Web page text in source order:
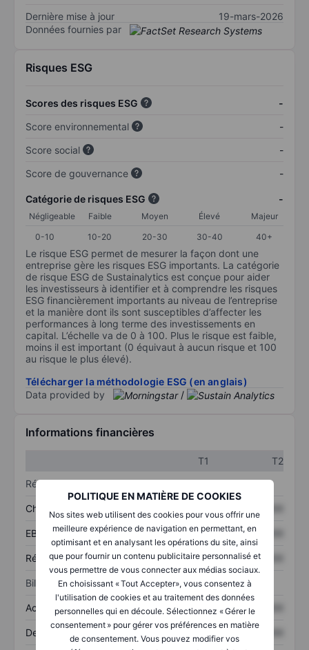
POLITIQUE EN MATIÈRE DE COOKIES
Nos sites web utilisent des cookies pour vous offrir une
meilleure expérience de navigation en permettant, en
optimisant et en analysant les opérations du site, ainsi
que pour fournir un contenu publicitaire personnalisé et
vous permettre de vous connecter aux médias sociaux.
En choisissant « Tout Accepter», vous consentez à
l'utilisation de cookies et au traitement des données
personnelles qui en découle. Sélectionnez « Gérer le
consentement » pour gérer vos préférences en matière
de consentement. Vous pouvez modifier vos
Dernière mise à jour
19-mars-2026
Données fournies par
Risques ESG
Scores des risques ESG
-
Score environnemental
-
Score social
-
Score de gouvernance
-
Catégorie de risques ESG -
Négligeable Faible Moyen Élevé
Majeur
0-10
10-20 20-30 30-40 40+
Le risque ESG permet de mesurer la façon dont une
entreprise gère les risques ESG importants. La catégorie
de risque ESG de Sustainalytics est conçue pour aider
les investisseurs à identifier et à comprendre les risques
ESG financièrement importants au niveau de l’entreprise
et la manière dont ils sont susceptibles d’affecter les
performances à long terme des investissements en
capital. L’échelle va de 0 à 100. Plus le risque est faible,
moins il est important (0 équivaut à aucun risque et 100
au risque le plus élevé).
Télécharger la méthodologie ESG (en anglais)
Data provided by
/
Informations financières
T1
T2
Résultats
Chiffre d’affaires
EBITDA XXXXXXX XXXXXXX
Résultat net XXXXXXX XXXXXXX
Bilan
Actifs totaux XXXXXXX XXXXXXX
Dette totale XXXXXXX